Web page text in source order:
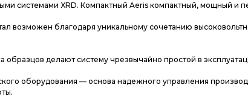
системами XRD. Компактный Aeris компактный, мощный и
возможен благодаря уникальному сочетанию
делают систему чрезвычайно простой в
оборудования — основа надежного управления